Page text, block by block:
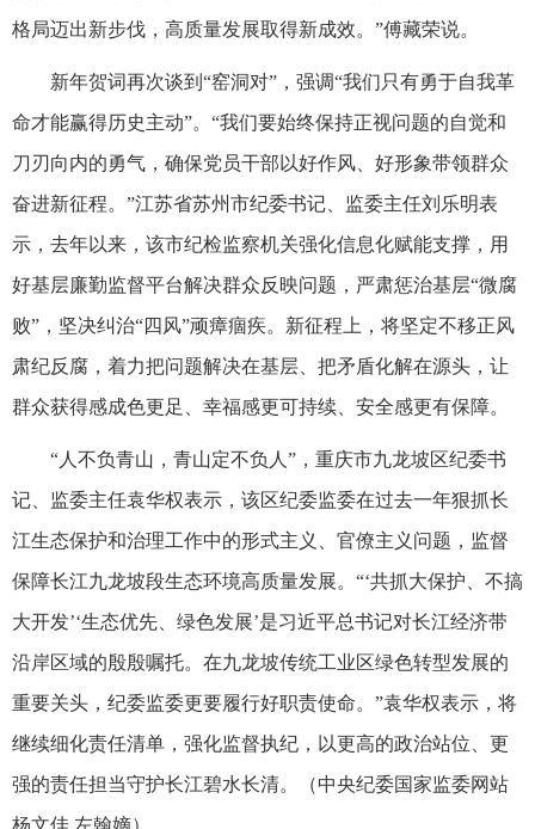
格局迈出新步伐，高质量发展取得新成效。”傅藏荣说。
新年贺词再次谈到“窑洞对”，强调“我们只有勇于自我革
命才能赢得历史主动”。“我们要始终保持正视问题的自觉和
刀刃向内的勇气，确保党员干部以好作风、好形象带领群众
奋进新征程。”江苏省苏州市纪委书记、监委主任刘乐明表
示，去年以来，该市纪检监察机关强化信息化赋能支撑，用
好基层廉勤监督平台解决群众反映问题，严肃惩治基层“微腐
败”，坚决纠治“四风”顽瘴痼疾。新征程上，将坚定不移正风
肃纪反腐，着力把问题解决在基层、把矛盾化解在源头，让
群众获得感成色更足、幸福感更可持续、安全感更有保障。
“人不负青山，青山定不负人”，重庆市九龙坡区纪委书
记、监委主任袁华权表示，该区纪委监委在过去一年狠抓长
江生态保护和治理工作中的形式主义、官僚主义问题，监督
保障长江九龙坡段生态环境高质量发展。“‘共抓大保护、不搞
大开发’‘生态优先、绿色发展’是习近平总书记对长江经济带
沿岸区域的殷殷嘱托。在九龙坡传统工业区绿色转型发展的
重要关头，纪委监委更要履行好职责使命。”袁华权表示，将
继续细化责任清单，强化监督执纪，以更高的政治站位、更
强的责任担当守护长江碧水长清。（中央纪委国家监委网站
杨文佳 左翰嫡）